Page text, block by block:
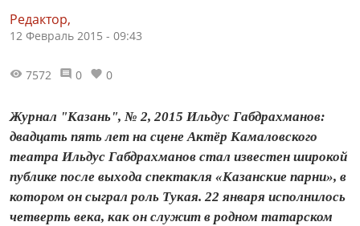
Редактор,
12 Февраль 2015 - 09:43
7572 0 0
Журнал "Казань", № 2, 2015 Ильдус Габдрахманов:
двадцать пять лет на сцене Актёр Камаловского
театра Ильдус Габдрахманов стал известен широкой
пуб­лике после выхода спектакля «Казанские парни», в
котором он сыграл роль Тукая. 22 января исполнилось
четверть века, как он служит в родном татарском